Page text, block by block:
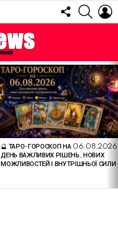
FOLLOW
US
🔮 ТАРО-ГОРОСКОП НА
ДЕНЬ ВАЖЛИВИХ РІШЕНЬ, НОВИХ
МОЖЛИВОСТЕЙ І ВНУТРІШНЬОЇ СИЛИ